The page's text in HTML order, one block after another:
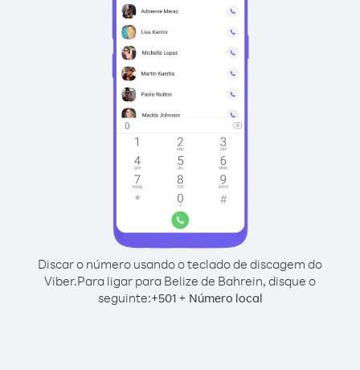
Discar o número usando o teclado de discagem do
Viber.Para ligar para Belize de Bahrein, disque o
seguinte:+501+ Número local